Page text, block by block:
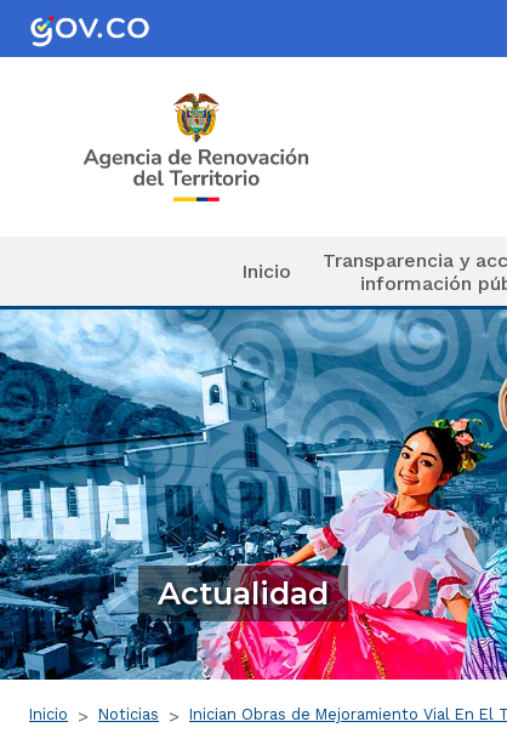
Pasar al contenido principal
Navegación principal
Inicio
Transparencia y
información
Actualidad
Ruta de navegación
Inicio Noticias Inician Obras de Mejoramiento Vial En El